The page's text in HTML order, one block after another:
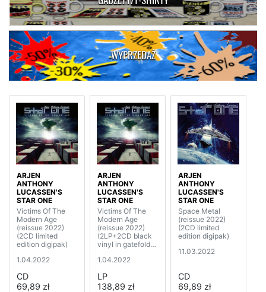
WYPRZEDAŻ
ARJEN
ANTHONY
LUCASSEN'S
STAR ONE
Victims Of The
Modern Age
(reissue 2022)
(2CD limited
edition digipak)
1.04.2022
CD
69,89 zł
ARJEN
ANTHONY
LUCASSEN'S
STAR ONE
Victims Of The
Modern Age
(reissue 2022)
(2LP+2CD black
vinyl in gatefold
1.04.2022
LP
138,89 zł
ARJEN
ANTHONY
LUCASSEN'S
STAR ONE
Space Metal
(reissue 2022)
(2CD limited
edition digipak)
11.03.2022
CD
69,89 zł